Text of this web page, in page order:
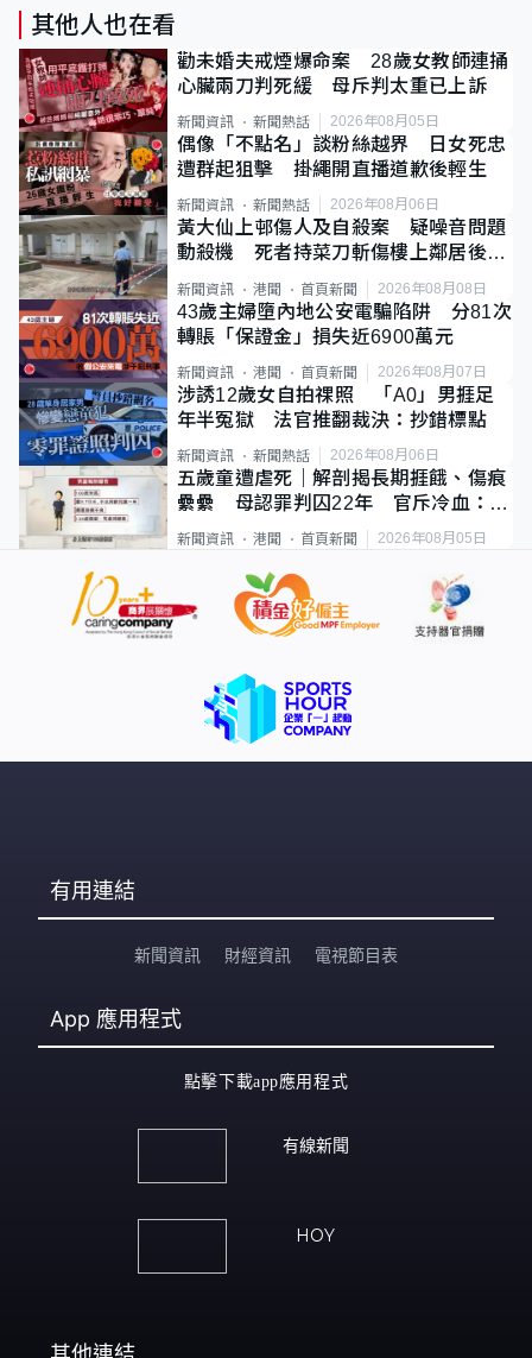
其他人也在看
勸未婚夫戒煙爆命案 28歲女教師連捅
心臟兩刀判死緩 母斥判太重已上訴
新聞資訊 新聞熱話 2026年08月05日
偶像「不點名」談粉絲越界 日女死忠
遭群起狙擊 掛繩開直播道歉後輕生
新聞資訊 新聞熱話 2026年08月06日
黃大仙上邨傷人及自殺案 疑噪音問題
動殺機 死者持菜刀斬傷樓上鄰居後墮
新聞資訊 港聞 首頁新聞 2026年08月08日
43歲主婦墮內地公安電騙陷阱 分81次
轉賬「保證金」損失近6900萬元
新聞資訊 港聞 首頁新聞 2026年08月07日
涉誘12歲女自拍祼照 「A0」男捱足
年半冤獄 法官推翻裁決：抄錯標點
新聞資訊 新聞熱話 2026年08月06日
五歲童遭虐死｜解剖揭長期捱餓、傷痕
纍纍 母認罪判囚22年 官斥冷血：同
類案最惡劣
新聞資訊 港聞 首頁新聞 2026年08月05日
有用連結
新聞資訊 財經資訊 電視節目表
App 應用程式
點擊下載app應用程式
有線新聞
HOY